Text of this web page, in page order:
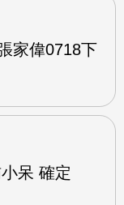
家偉0718下
呆 確定